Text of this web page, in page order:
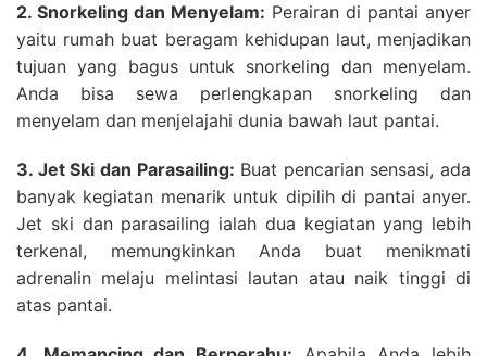
2. Snorkeling dan Menyelam: Perairan di pantai anyer
yaitu rumah buat beragam kehidupan laut, menjadikan
tujuan yang bagus untuk snorkeling dan menyelam.
Anda bisa sewa perlengkapan snorkeling dan
menyelam dan menjelajahi dunia bawah laut pantai.
3. Jet Ski dan Parasailing: Buat pencarian sensasi, ada
banyak kegiatan menarik untuk dipilih di pantai anyer.
Jet ski dan parasailing ialah dua kegiatan yang lebih
terkenal, memungkinkan Anda buat menikmati
adrenalin melaju melintasi lautan atau naik tinggi di
atas pantai.